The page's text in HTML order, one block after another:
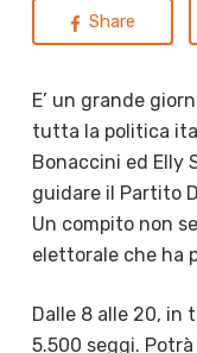
Share
E’ un grande
tutta la politica
Bonaccini ed Elly
guidare il Partito
Un compito non
elettorale che ha
Dalle 8 alle 20, in
5.500 seggi.